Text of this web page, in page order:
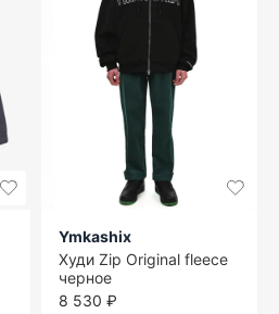
Ymkashix
Худи Zip Original fleece
черное
8 530 ₽